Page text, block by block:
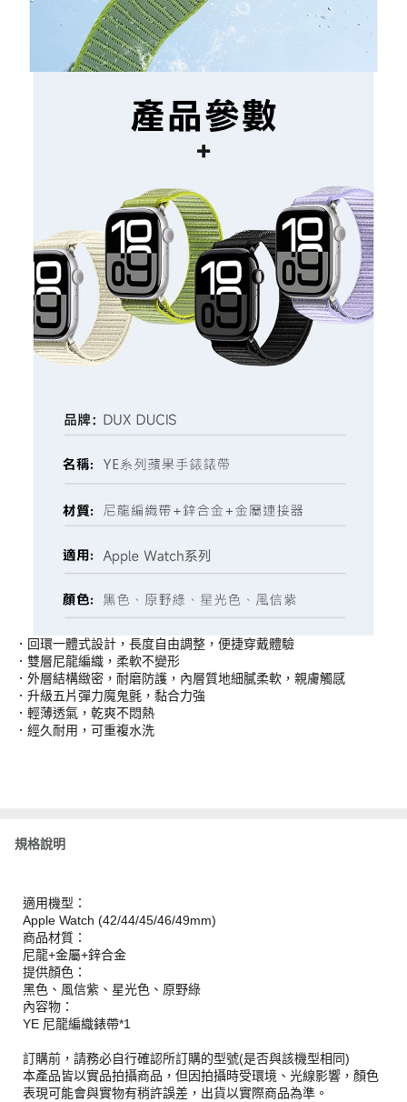
．回環一體式設計，長度自由調整，便捷穿戴體驗
．雙層尼龍編織，柔軟不變形
．外層結構緻密，耐磨防護，內層質地細膩柔軟，親膚觸感
．升級五片彈力魔鬼氈，黏合力強
．輕薄透氣，乾爽不悶熱
．經久耐用，可重複水洗
規格說明
適用機型：
Apple Watch (42/44/45/46/49mm)
商品材質：
尼龍+金屬+鋅合金
提供顏色：
黑色、風信紫、星光色、原野綠
內容物：
YE 尼龍編織錶帶*1
訂購前，請務必自行確認所訂購的型號(是否與該機型相同)
本產品皆以實品拍攝商品，但因拍攝時受環境、光線影響，顏色
表現可能會與實物有稍許誤差，出貨以實際商品為準。